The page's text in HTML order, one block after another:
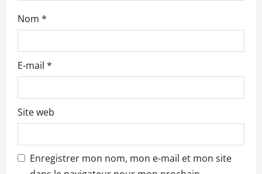
c
e
Nom *
E-mail *
Site web
Enregistrer mon nom, mon e-mail et mon site